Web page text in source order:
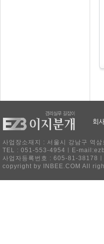
회
사업장소재지 : 서울시 강남구 역
TEL : 051-553-4954ㅣE-
사업자등록번호 : 605-81-38178
copyright by INBEE.COM All